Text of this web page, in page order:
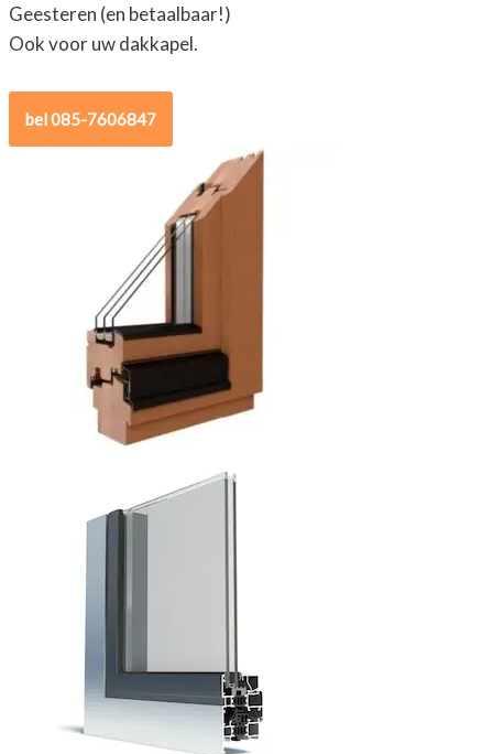
Geesteren (en betaalbaar!)
Ook voor uw dakkapel.
bel 085-7606847